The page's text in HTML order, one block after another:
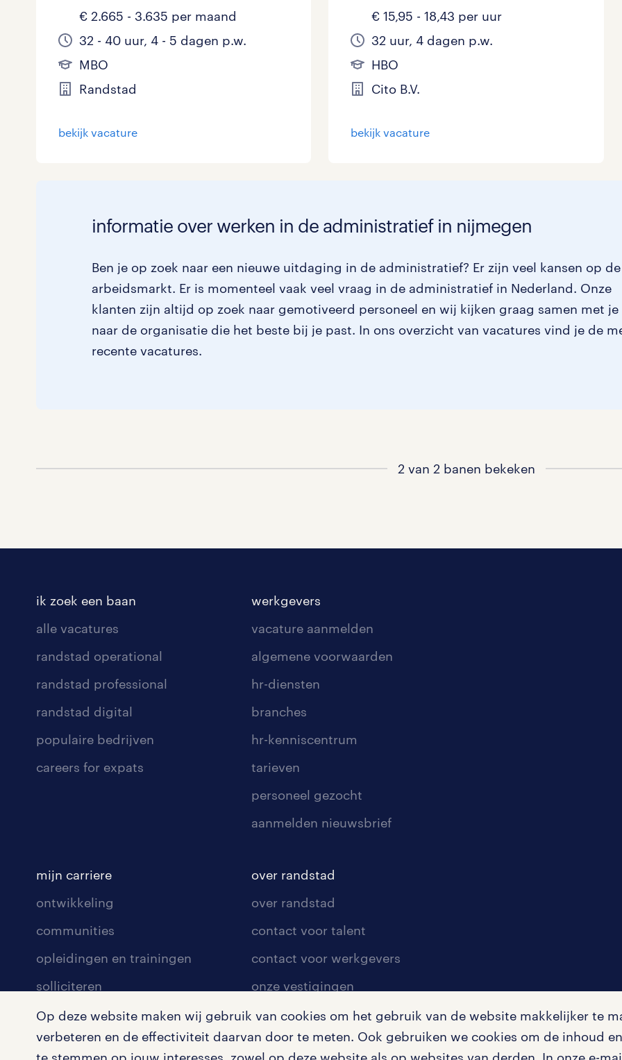
Op deze website maken wij gebruik van cookies om het gebruik van de website makkelijker te
verbeteren en de effectiviteit daarvan door te meten. Ook gebruiken we cookies om de inhoud
Administratief Beveiliging
Callcenter / Contactcenter Chauffeurs
Engineering Financieel
Webcare Zorg / Verpleging
toon 2 resultaten
Basisonderwijs 0 Geen 0
HBO 1 LBO, MAVO, VMBO 0
MBO, HAVO, VWO Master
0 - 8 uur 0 9 - 16 uur 0
25 - 32 uur 33 - 36 uur 0
Detachering 0 Tijdelijk 1
Vast 0
€ 2.665 - 3.635 per maand
32 - 40 uur, 4 - 5 dagen p.w.
MBO
Randstad
bekijk vacature
€ 15,95 - 18,43 per uur
32 uur, 4 dagen p.w.
HBO
Cito B.V.
bekijk vacature
informatie over werken in de administratief in nijmegen
Ben je op zoek naar een nieuwe uitdaging in de administratief? Er zijn veel kansen op de
arbeidsmarkt. Er is momenteel vaak veel vraag in de administratief in Nederland. Onze
klanten zijn altijd op zoek naar gemotiveerd personeel en wij kijken graag samen met je
naar de organisatie die het beste bij je past. In ons overzicht van vacatures vind je de
recente vacatures.
2 van 2 banen bekeken
ik zoek een baan
alle vacatures
randstad operational
randstad professional
randstad digital
populaire bedrijven
careers for expats
werkgevers
vacature aanmelden
algemene voorwaarden
hr-diensten
branches
hr-kenniscentrum
tarieven
personeel gezocht
aanmelden nieuwsbrief
mijn carriere
ontwikkeling
communities
opleidingen en trainingen
solliciteren
arbeidsvoorwaarden
blogs en artikelen
over randstad
over randstad
contact voor talent
contact voor werkgevers
onze vestigingen
pers
klachten en misstanden